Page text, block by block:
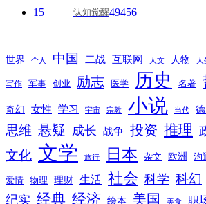
15 认知觉醒49456
世界 个人 中国 二战 互联网 人文 人物 人
写作 军事 创业 励志 医学 历史 名著
奇幻 女性 学习 宇宙 宗教 小说 当代
思维 悬疑 成长 战争 投资 推理
文化 文学 旅行 日本 杂文 欧洲 沟
爱情 物理 理财 生活 社会 科学 科幻
纪实 经典 经济 绘本 美国 美食 职